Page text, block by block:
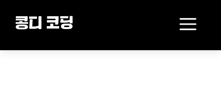
content콩디 코딩